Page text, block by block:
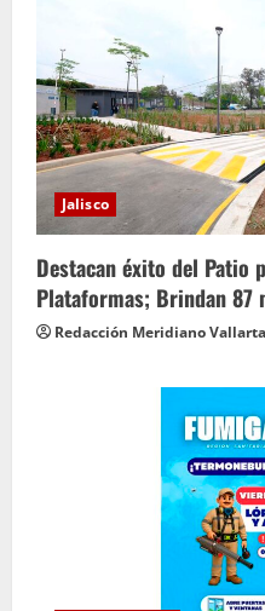
Jalisco
Destacan éxito del Patio
Plataformas; Brindan 87
Redacción Meridiano